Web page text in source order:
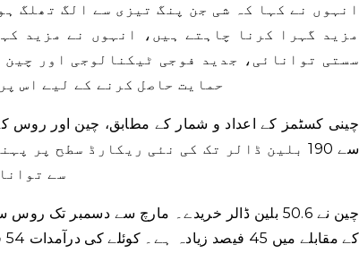
انہوں نے کہا کہ شی جن پنگ تیزی سے الگ تھلگ
مزید گہرا کرنا چاہتے ہیں، انہوں نے مزید
سستی توانائی، جدید فوجی ٹیکنالوجی اور چین
حمایت حاصل کرنے کے لیے اس
سے 190 بلین ڈالر تک کی نئی ریکارڈ سطح
سے
چین نے 50.6 بلین ڈالر خریدے۔
مارچ سے دسمبر تک روس